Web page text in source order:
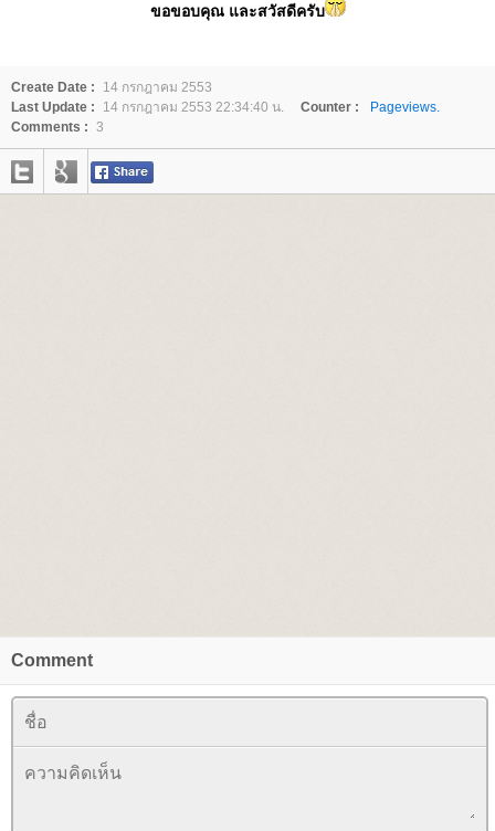
ขอขอบคุณ และสวัสดีครับ
Create Date :
14 กรกฎาคม 2553
Last Update :
14 กรกฎาคม 2553 22:34:40 น. Counter :
Pageviews.
Comments : 3
Comment